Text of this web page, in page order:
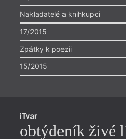
Nakladatelé a knihkupci
17/2015
Zpátky k poezii
15/2015
iTvar
obtýdeník živé